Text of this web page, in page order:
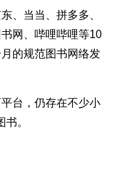
当当、拼多多、
网、哔哩哔哩等10
的规范图书网络发
台，仍存在不少小
。